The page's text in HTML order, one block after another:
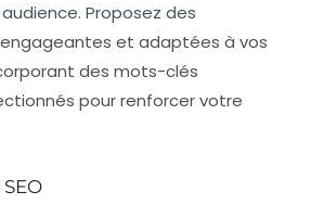
Proposez des
et adaptées à vos
des mots-clés
pour renforcer votre